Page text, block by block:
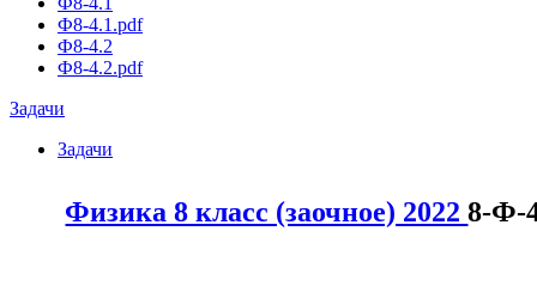
Ф8-4.1.pdf
Ф8-4.2
Ф8-4.2.pdf
Задачи
Задачи
Физика 8 класс (заочное) 20228-Ф-